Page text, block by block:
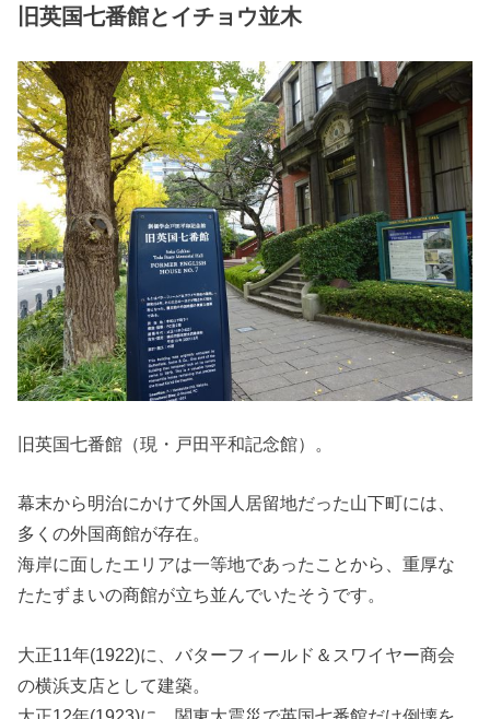
旧英国七番館とイチョウ並木
旧英国七番館（現・戸田平和記念館）。
幕末から明治にかけて外国人居留地だった山下町には、
多くの外国商館が存在。
海岸に面したエリアは一等地であったことから、重厚な
たたずまいの商館が立ち並んでいたそうです。
大正11年(1922)に、バターフィールド＆スワイヤー商会
の横浜支店として建築。